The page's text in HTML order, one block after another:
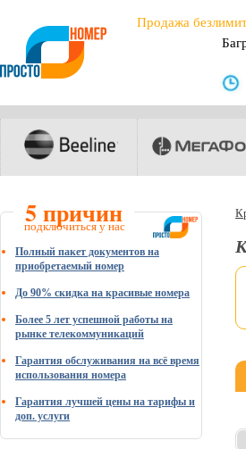
Продажа
5 причин
подключиться у нас
Полный пакет документов на
приобретаемый номер
До 90% скидка на красивые номера
Более 5 лет успешной работы на
рынке телекоммуникаций
Гарантия обслуживания на всё время
использования номера
Гарантия лучшей цены на тарифы и
доп. услуги